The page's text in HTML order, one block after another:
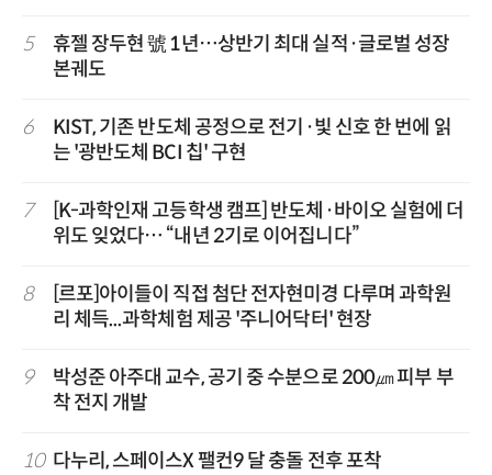
5
휴젤 장두현 號 1년…상반기 최대 실적·글로벌 성장
본궤도
6
KIST, 기존 반도체 공정으로 전기·빛 신호 한 번에 읽
는 '광반도체 BCI 칩' 구현
7
[K-과학인재 고등학생 캠프] 반도체·바이오 실험에 더
위도 잊었다… “내년 2기로 이어집니다”
8
[르포]아이들이 직접 첨단 전자현미경 다루며 과학원
리 체득...과학체험 제공 '주니어닥터' 현장
9
박성준 아주대 교수, 공기 중 수분으로 200㎛ 피부 부
착 전지 개발
10 다누리, 스페이스X 팰컨9 달 충돌 전후 포착